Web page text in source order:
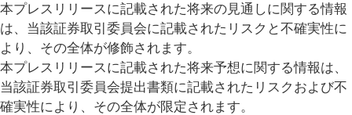
本プレスリリースに記載された将来の見通しに関する情報
は、当該証券取引委員会に記載されたリスクと不確実性に
より、その全体が修飾されます。
本プレスリリースに記載された将来予想に関する情報は、
当該証券取引委員会提出書類に記載されたリスクおよび不
確実性により、その全体が限定されます。